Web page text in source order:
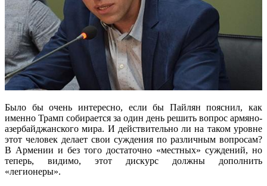
Было бы очень интересно, если бы Пайлян пояснил, как
именно Трамп собирается за один день решить вопрос армяно-
азербайджанского мира. И действительно ли на таком уровне
этот человек делает свои суждения по различным вопросам?
В Армении и без того достаточно «местных» суждений, но
теперь, видимо, этот дискурс должны дополнить
«легионеры».